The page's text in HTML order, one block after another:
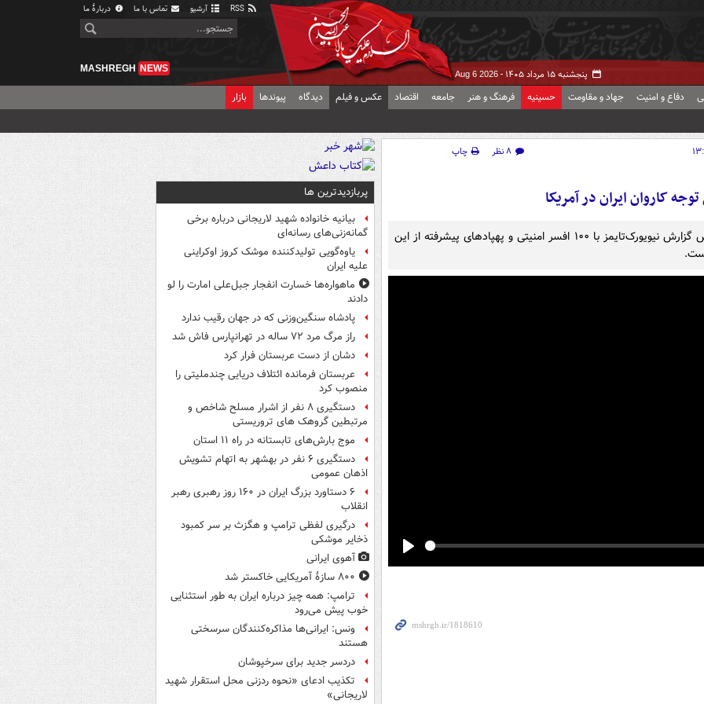
آرشیو تماس با ما دربارهٔ ما
پنجشنبه ۱۵ مرداد ۱۴۰۵ - Aug 6 2026
MASHREGH NEWS
دفاع و امنیت جهاد و مقاومت حسینیه فرهنگ و هنر جامعه اقتصاد عکس و فیلم دیدگاه پیوندها بازار
۸ نظر
چاپ
کاروان ایران در آمریکا
کاروان تیم ملی ایران دیشب به لس‌آنجلس رسید و براساس گزارش نیویورک‌تایمز با ۱۰۰ افسر امنیتی و پهپادهای پیشرفته از این
پربازدیدترین ها
بیانیه خانواده شهید لاریجانی درباره برخی
گمانه‌زنی‌های رسانه‌ای
یاوه‌گویی تولیدکننده موشک کروز اوکراینی
علیه ایران
ماهواره‌ها خسارت انفجار جبل‌علی امارت را لو
دادند
پادشاه سنگین‌وزنی که در جهان رقیب ندارد
راز مرگ مرد ۷۲ ساله در تهرانپارس فاش شد
دشان از دست عربستان فرار کرد
عربستان فرمانده ائتلاف دریایی چندملیتی را
منصوب کرد
دستگیری ۸ نفر از اشرار مسلح شاخص و
مرتبطین گروهک های تروریستی
موج بارش‌های تابستانه در راه ۱۱ استان
دستگیری ۶ نفر در بهشهر به اتهام تشویش
اذهان عمومی
۶ دستاورد بزرگ ایران در ۱۶۰ روز رهبری رهبر
انقلاب
درگیری لفظی ترامپ و هگزث بر سر کمبود
ذخایر موشکی
آهوی ایرانی
۸۰۰ سازۀ آمریکایی خاکستر شد
ترامپ: همه چیز درباره ایران به طور استثنایی
خوب پیش می‌رود
ونس: ایرانی‌ها مذاکره‌کنندگان سرسختی
هستند
دردسر جدید برای سرخپوشان
تکذیب ادعای «نحوه ردزنی محل استقرار شهید
لاریجانی»